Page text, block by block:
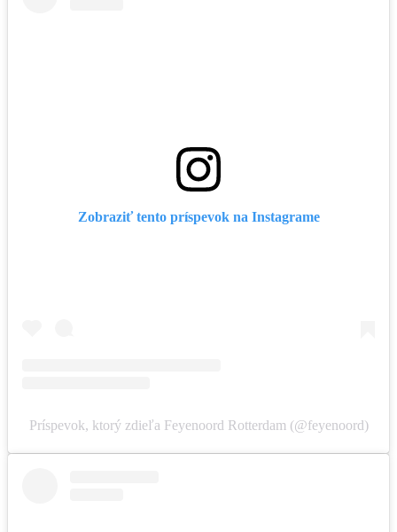
Zobraziť tento príspevok na Instagrame
Príspevok, ktorý zdieľa Feyenoord Rotterdam (@feyenoord)